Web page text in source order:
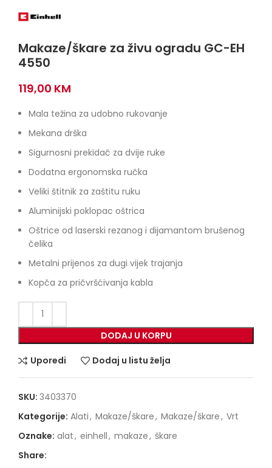
Makaze/škare za živu ogradu GC-EH
4550
119,00 KM
Mala težina za udobno rukovanje
Mekana drška
Sigurnosni prekidač za dvije ruke
Dodatna ergonomska ručka
Veliki štitnik za zaštitu ruku
Aluminijski poklopac oštrica
Oštrice od laserski rezanog i dijamantom brušenog
čelika
Metalni prijenos za dugi vijek trajanja
Kopča za pričvršćivanja kabla
DODAJ U KORPU
Uporedi Dodaj u listu želja
SKU: 3403370
Kategorije: Alati, Makaze/škare, Makaze/škare, Vrt
Oznake: alat, einhell, makaze, škare
Share: